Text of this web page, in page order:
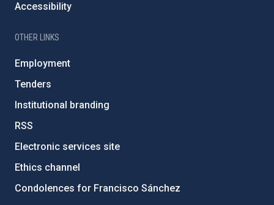
Accessibility
OTHER LINKS
Employment
Tenders
Institutional branding
RSS
Electronic services site
Ethics channel
Condolences for Francisco Sánchez